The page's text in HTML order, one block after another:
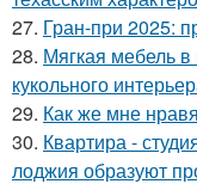
27. Гран-при 2025:
28. Мягкая мебель
кукольного
29. Как же мне
30. Квартира -
лоджия образуют